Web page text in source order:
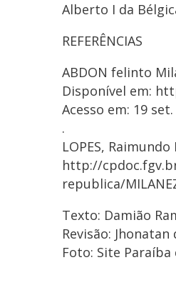
Alberto I da
REFERÊNCIAS
ABDON felinto
Disponível em:
Acesso em: 19 set.
.
LOPES,
http://
republica/
Texto: Damião
Revisão:
Foto: Site